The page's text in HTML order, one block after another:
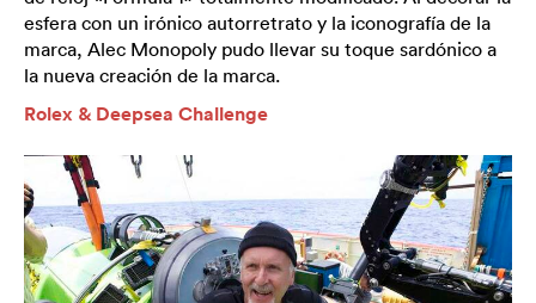
esfera con un irónico autorretrato y la iconografía de la
marca, Alec Monopoly pudo llevar su toque sardónico a
la nueva creación de la marca.
Rolex & Deepsea Challenge